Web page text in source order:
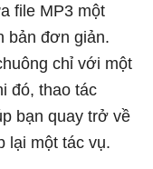
file MP3 một
bản đơn giản.
chỉ với một
đó, thao tác
bạn quay trở về
lại một tác vụ.